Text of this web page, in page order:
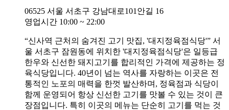
06525 서울 서초구 강남대로101안길 16
영업시간 10:00 ~ 22:00
“신사역 근처의 숨겨진 고기 맛집, '대지정육점식당'” 서
울 서초구 잠원동에 위치한 '대지정육점식당'은 일등급
한우와 신선한 돼지고기를 합리적인 가격에 제공하는 정
육식당입니다. 40년이 넘는 역사를 자랑하는 이곳은 전
통적인 노포의 매력을 한껏 발산하며, 정육점과 식당이
함께 운영되어 항상 신선한 고기를 맛볼 수 있는 것이 큰
장점입니다. 특히 이곳의 메뉴는 단순히 고기를 먹는 것